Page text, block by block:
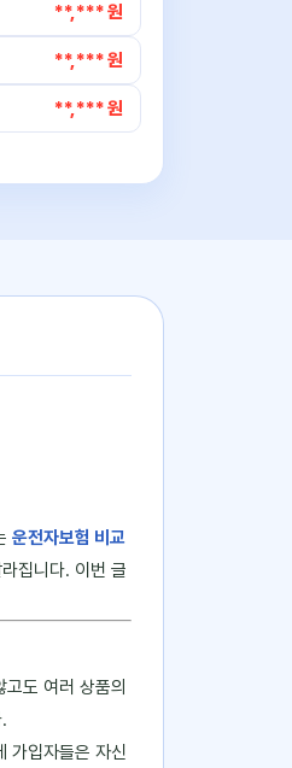
**,*** 원
**,*** 원
**,*** 원
운전자보험 비교
집니다. 이번 글
도 여러 상품의
가입자들은 자신